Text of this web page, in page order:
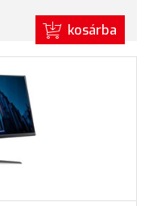
kosárba